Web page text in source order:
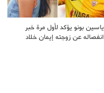
ياسين بونو يؤكد لأول مرة خبر
انفصاله عن زوجته إيمان خلاد